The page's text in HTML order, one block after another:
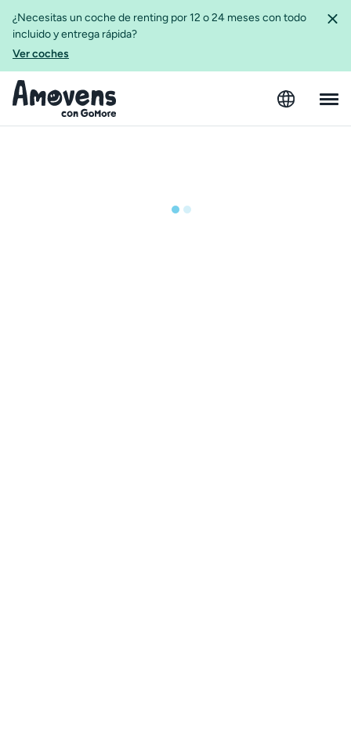
¿Necesitas un coche de renting por 12 o 24 meses con todo
incluido y entrega rápida?
Ver coches